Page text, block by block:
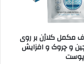
مکمل کلاژن بر روی
و چروک و افزایش